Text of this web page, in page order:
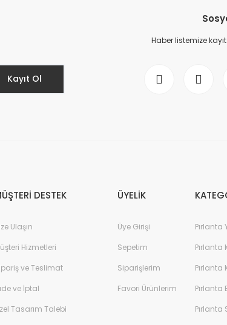
Kayıt Ol
Haber listemize
DESTEK
Ulaşın
Hizmetleri
ve Teslimat
ve İptal
Tasarım Talebi
ÜYELİK
Üye Girişi
Sepetim
Siparişlerim
Favori Ürünlerim
Pırlanta
Pırlanta
Pırlanta
Pırlanta
Pırlanta